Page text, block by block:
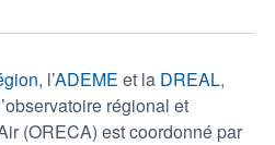
, l’ADEME et la DREAL,
régional et
(ORECA) est coordonné par